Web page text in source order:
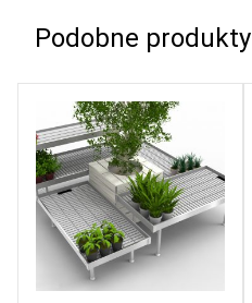
Podobne produkty